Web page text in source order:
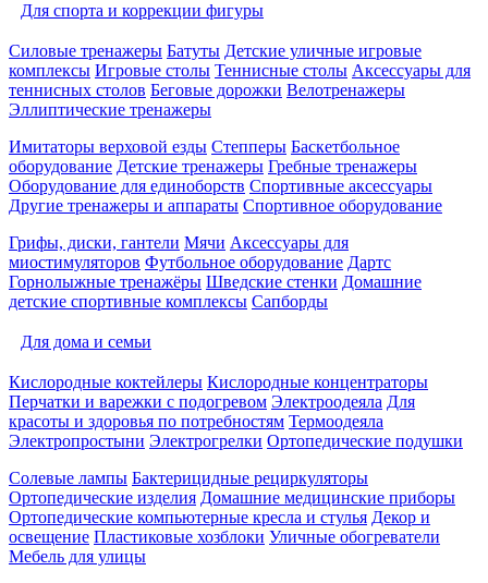
Для спорта и коррекции фигуры
Силовые тренажеры Батуты Детские уличные игровые
комплексы Игровые столы Теннисные столы Аксессуары для
теннисных столов Беговые дорожки Велотренажеры
Эллиптические тренажеры
Имитаторы верховой езды Степперы Баскетбольное
оборудование Детские тренажеры Гребные тренажеры
Оборудование для единоборств Спортивные аксессуары
Другие тренажеры и аппараты Спортивное оборудование
Грифы, диски, гантели Мячи Аксессуары для
миостимуляторов Футбольное оборудование Дартс
Горнолыжные тренажёры Шведские стенки Домашние
детские спортивные комплексы Сапборды
Для дома и семьи
Кислородные коктейлеры Кислородные концентраторы
Перчатки и варежки с подогревом Электроодеяла Для
красоты и здоровья по потребностям Термоодеяла
Электропростыни Электрогрелки Ортопедические подушки
Солевые лампы Бактерицидные рециркуляторы
Ортопедические изделия Домашние медицинские приборы
Ортопедические компьютерные кресла и стулья Декор и
освещение Пластиковые хозблоки Уличные обогреватели
Мебель для улицы